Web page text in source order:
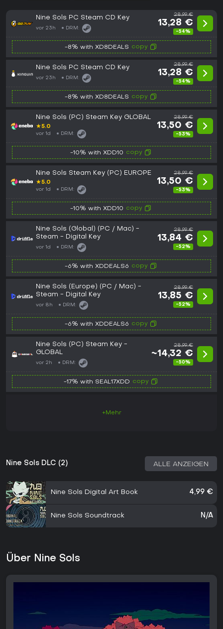
Nine Sols PC Steam CD Key
vor 23h DRM:
28,99 €
13,28 €
-54%
-8% with XD8DEALS copy
Nine Sols PC Steam CD Key
vor 23h DRM:
28,99 €
13,28 €
-54%
-8% with XD8DEALS copy
Nine Sols (PC) Steam Key GLOBAL
★5.0
vor 1d DRM:
28,99 €
13,50 €
-53%
-10% with XDD10 copy
Nine Sols Steam Key (PC) EUROPE
★5.0
vor 1d DRM:
28,99 €
13,50 €
-53%
-10% with XDD10 copy
Nine Sols (Global) (PC / Mac) -
Steam - Digital Key
vor 1d DRM:
28,99 €
13,84 €
-52%
-6% with XDDEALS6 copy
Nine Sols (Europe) (PC / Mac) -
Steam - Digital Key
vor 8h DRM:
28,99 €
13,85 €
-52%
-6% with XDDEALS6 copy
Nine Sols (PC) Steam Key -
GLOBAL
vor 2h DRM:
28,99 €
~14,32 €
-50%
-17% with SEAL17XDD copy
+Mehr
Nine Sols DLC (2) ALLE ANZEIGEN
Nine Sols Digital Art Book 4,99 €
Nine Sols Soundtrack N/A
Über Nine Sols